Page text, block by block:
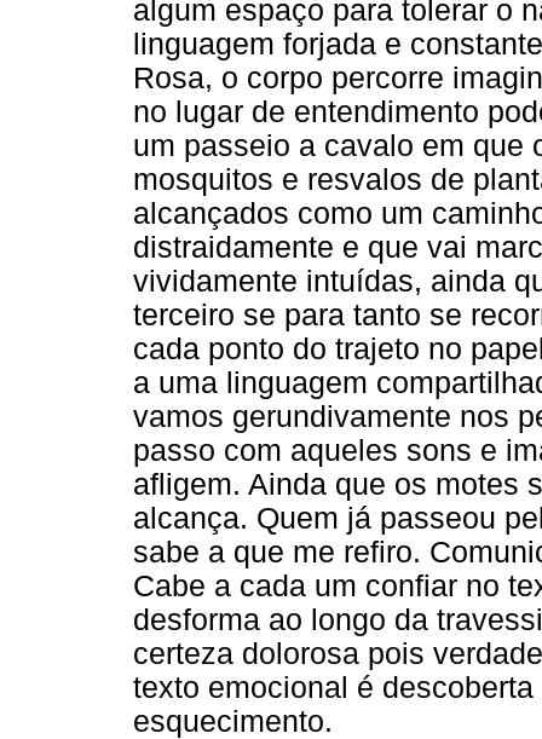
algum espaço para tolerar o
linguagem forjada e
Rosa, o corpo percorre
no lugar de entendimento
um passeio a cavalo em que
mosquitos e resvalos de
alcançados como um
distraidamente e que vai
vividamente intuídas, ainda
terceiro se para tanto se
cada ponto do trajeto no
a uma linguagem
vamos gerundivamente nos
passo com aqueles sons e
afligem. Ainda que os motes
alcança. Quem já passeou
sabe a que me refiro.
Cabe a cada um confiar no
desforma ao longo da
certeza dolorosa pois
texto emocional é
esquecimento.